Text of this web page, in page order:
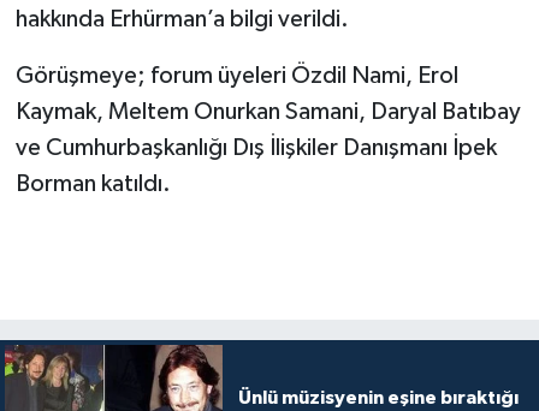
hakkında Erhürman’a bilgi verildi.
Görüşmeye; forum üyeleri Özdil Nami, Erol
Kaymak, Meltem Onurkan Samani, Daryal Batıbay
ve Cumhurbaşkanlığı Dış İlişkiler Danışmanı İpek
Borman katıldı.
Ünlü müzisyenin eşine bıraktığı